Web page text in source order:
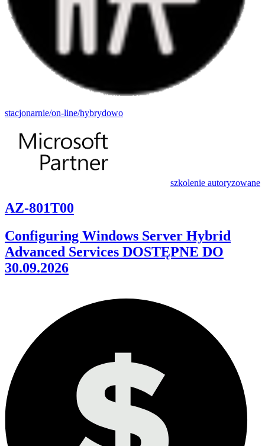
stacjonarnie/on-line/hybrydowo
szkolenie autoryzowane
AZ-801T00
Configuring Windows Server Hybrid
Advanced Services DOSTĘPNE DO
30.09.2026